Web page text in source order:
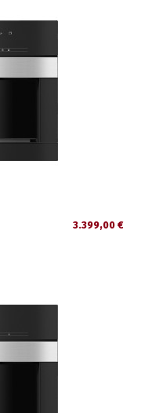
3.399,00 €